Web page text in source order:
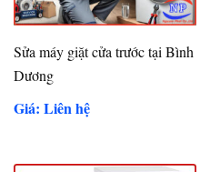
Sửa máy giặt cửa trước tại Bình
Dương
Giá: Liên hệ